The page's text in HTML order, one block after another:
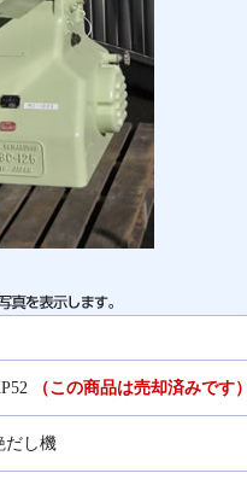
（この商品は売却済みです
だし機